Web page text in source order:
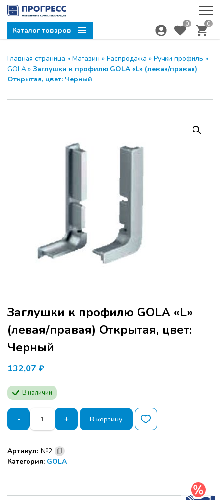
Каталог товаров
0 0
Главная страница » Магазин » Распродажа » Ручки профиль »
GOLA » Заглушки к профилю GOLA «L» (левая/правая)
Открытая, цвет: Черный
Заглушки к профилю GOLA «L»
(левая/правая) Открытая, цвет:
Черный
132,07 ₽
В наличии
-
Количество
товара
Заглушки
профилю
GOLA
правая)
+ В корзину
Артикул: №2
Категория: GOLA